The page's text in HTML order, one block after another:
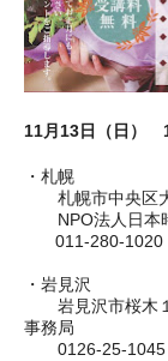
11月13日（日）
・札幌
札幌市中央区大
NPO法人日本
011-280-1020
・岩見沢
岩見沢市桜木１
事務局
0126-25-1045